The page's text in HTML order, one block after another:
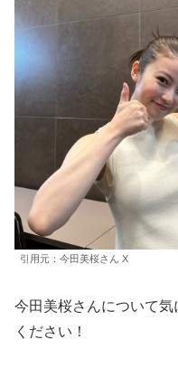
引用元：今田美桜さん X
今田美桜さんについて
ください！